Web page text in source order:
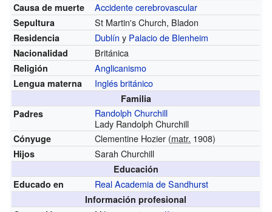
Causa de muerte Accidente cerebrovascular
Sepultura St Martin's Church, Bladon
Residencia Dublín y Palacio de Blenheim
Nacionalidad Británica
Religión Anglicanismo
Lengua materna Inglés británico
Familia
Padres
Randolph Churchill
Lady Randolph Churchill
Cónyuge Clementine Hozier (matr. 1908)
Hijos Sarah Churchill
Educación
Educado en
Real Academia de Sandhurst
Información profesional